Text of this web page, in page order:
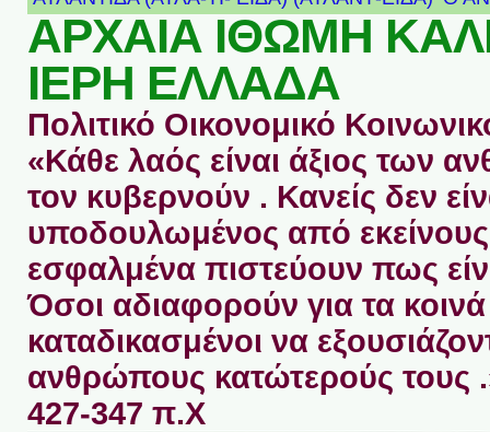
ΑΡΧΑΙΑ ΙΘΩΜΗ
ΙΕΡΗ ΕΛΛΑΔΑ
Πολιτικό Οικονομικό
«Κάθε λαός είναι άξιος των
τον κυβερνούν . Κανείς δεν
υποδουλωμένος από
εσφαλμένα πιστεύουν πως
Όσοι αδιαφορούν για τα κοινά
καταδικασμένοι να
ανθρώπους κατώτερούς τους
427-347 π.Χ